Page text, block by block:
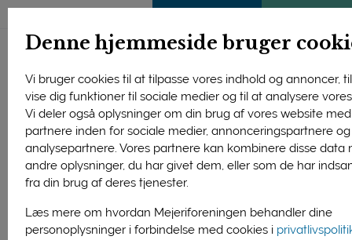
Denne hjemmeside bruger
Vi bruger cookies til at tilpasse vores indhold og annoncer,
vise dig funktioner til sociale medier og til at analysere
Vi deler også oplysninger om din brug af vores website
partnere inden for sociale medier, annonceringspartnere og
analysepartnere. Vores partnere kan kombinere disse data
andre oplysninger, du har givet dem, eller som de har
fra din brug af deres tjenester.
Læs mere om hvordan Mejeriforeningen behandler dine
personoplysninger i forbindelse med cookies i